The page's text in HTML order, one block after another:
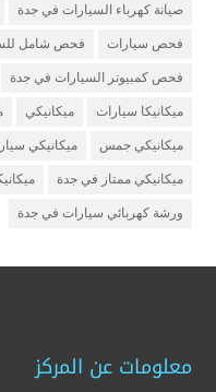
صيانة كهرباء السيارات في جدة
فحص سيارات فحص شامل
فحص كمبيوتر السيارات في جدة
ميكانيكا سيارات ميكانيكي
ميكانيكي جمس ميكانيكي
ميكانيكي ممتاز في جدة
ورشة كهربائي سيارات في جدة
معلومات عن المركز